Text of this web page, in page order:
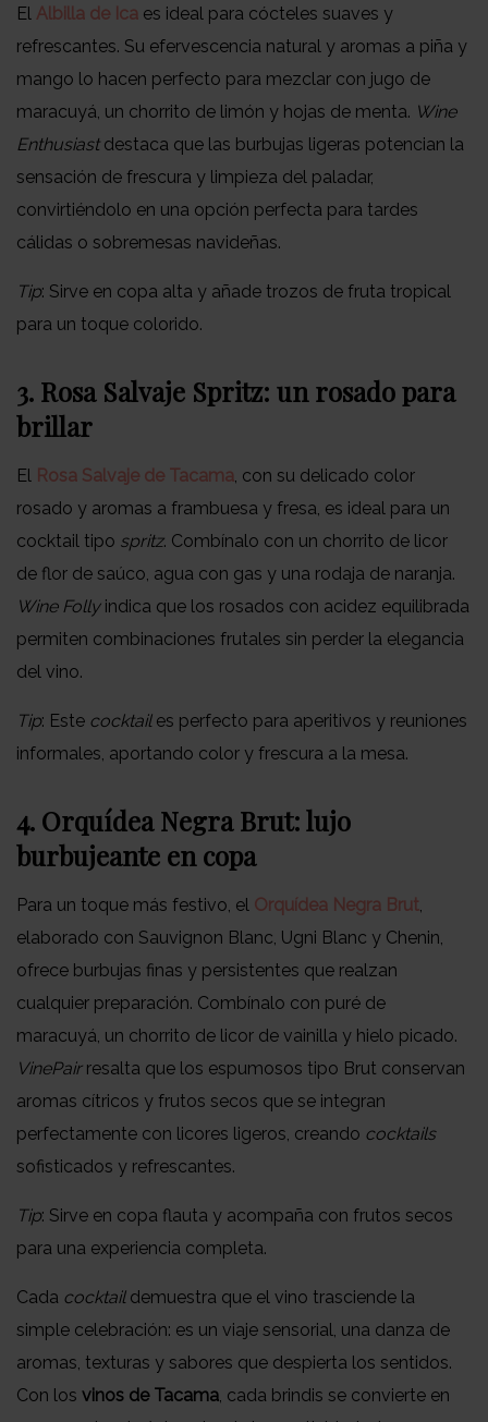
El Albilla de Ica es ideal para cócteles suaves y
refrescantes. Su efervescencia natural y aromas a piña y
mango lo hacen perfecto para mezclar con jugo de
maracuyá, un chorrito de limón y hojas de menta. Wine
Enthusiast destaca que las burbujas ligeras potencian la
sensación de frescura y limpieza del paladar,
convirtiéndolo en una opción perfecta para tardes
cálidas o sobremesas navideñas.
Tip: Sirve en copa alta y añade trozos de fruta tropical
para un toque colorido.
3. Rosa Salvaje Spritz: un rosado para
brillar
El Rosa Salvaje de Tacama, con su delicado color
rosado y aromas a frambuesa y fresa, es ideal para un
cocktail tipo spritz. Combínalo con un chorrito de licor
de flor de saúco, agua con gas y una rodaja de naranja.
Wine Follyindica que los rosados con acidez equilibrada
permiten combinaciones frutales sin perder la elegancia
del vino.
Tip: Este cocktailes perfecto para aperitivos y reuniones
informales, aportando color y frescura a la mesa.
4. Orquídea Negra Brut: lujo
burbujeante en copa
Para un toque más festivo, el Orquídea Negra Brut,
elaborado con Sauvignon Blanc, Ugni Blanc y Chenin,
ofrece burbujas finas y persistentes que realzan
cualquier preparación. Combínalo con puré de
maracuyá, un chorrito de licor de vainilla y hielo picado.
VinePairresalta que los espumosos tipo Brut conservan
aromas cítricos y frutos secos que se integran
perfectamente con licores ligeros, creando cocktails
sofisticados y refrescantes.
Tip: Sirve en copa flauta y acompaña con frutos secos
para una experiencia completa.
Cada cocktaildemuestra que el vino trasciende la
simple celebración: es un viaje sensorial, una danza de
aromas, texturas y sabores que despierta los sentidos.
Con los vinos de Tacama, cada brindis se convierte en